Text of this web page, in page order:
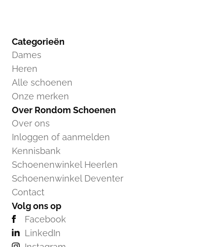
Categorieën
Dames
Heren
Alle schoenen
Onze merken
Over Rondom Schoenen
Over ons
Inloggen of aanmelden
Kennisbank
Schoenenwinkel Heerlen
Schoenenwinkel Deventer
Contact
Volg ons op
Facebook
LinkedIn